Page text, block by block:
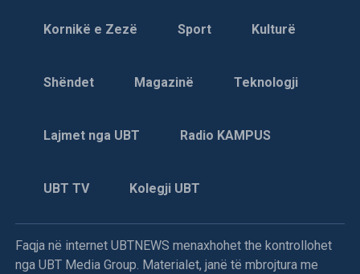
Kornikë e Zezë Sport Kulturë
Shëndet Magazinë Teknologji
Lajmet nga UBT Radio KAMPUS
UBT TV Kolegji UBT
Faqja në internet UBTNEWS menaxhohet the kontrollohet
nga UBT Media Group. Materialet, janë të mbrojtura me